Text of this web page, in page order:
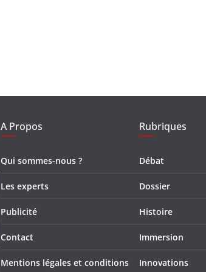
A Propos
Qui sommes-nous ?
Les experts
Publicité
Contact
Mentions légales et conditions
Rubriques
Débat
Dossier
Histoire
Immersion
Innovations